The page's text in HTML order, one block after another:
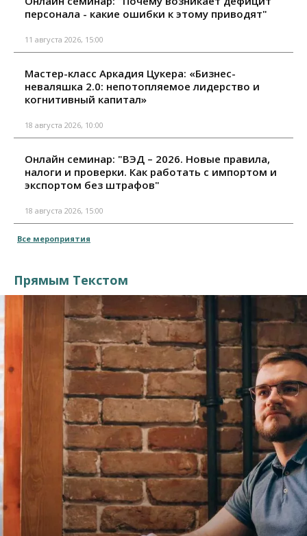
персонала - какие ошибки к этому приводят"
11 августа 2026, 15:00
Мастер-класс Аркадия Цукера: «Бизнес-
неваляшка 2.0: непотопляемое лидерство и
когнитивный капитал»
18 августа 2026, 10:00
Онлайн семинар: "ВЭД – 2026. Новые правила,
налоги и проверки. Как работать с импортом и
экспортом без штрафов"
18 августа 2026, 15:00
Все мероприятия
Прямым Текстом